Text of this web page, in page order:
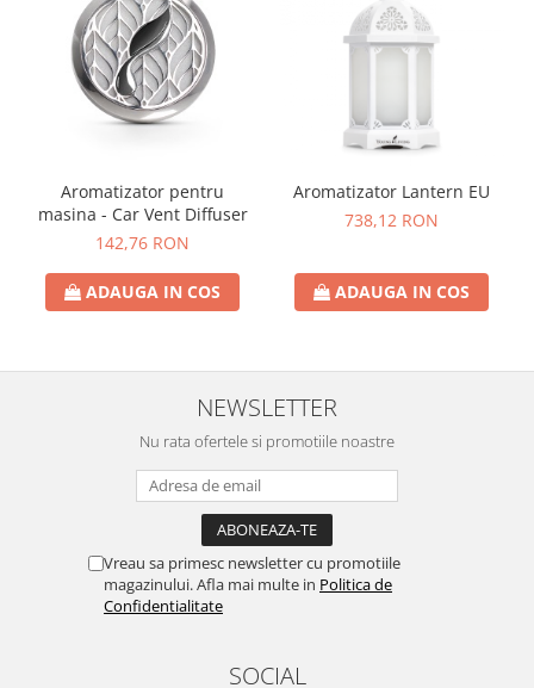
Aromatizator pentru
masina - Car Vent Diffuser
142,76 RON
ADAUGA IN COS
Aromatizator Lantern EU
738,12 RON
ADAUGA IN COS
NEWSLETTER
Nu rata ofertele si promotiile noastre
Vreau sa primesc newsletter cu promotiile
magazinului. Afla mai multe in Politica de
Confidentialitate
SOCIAL